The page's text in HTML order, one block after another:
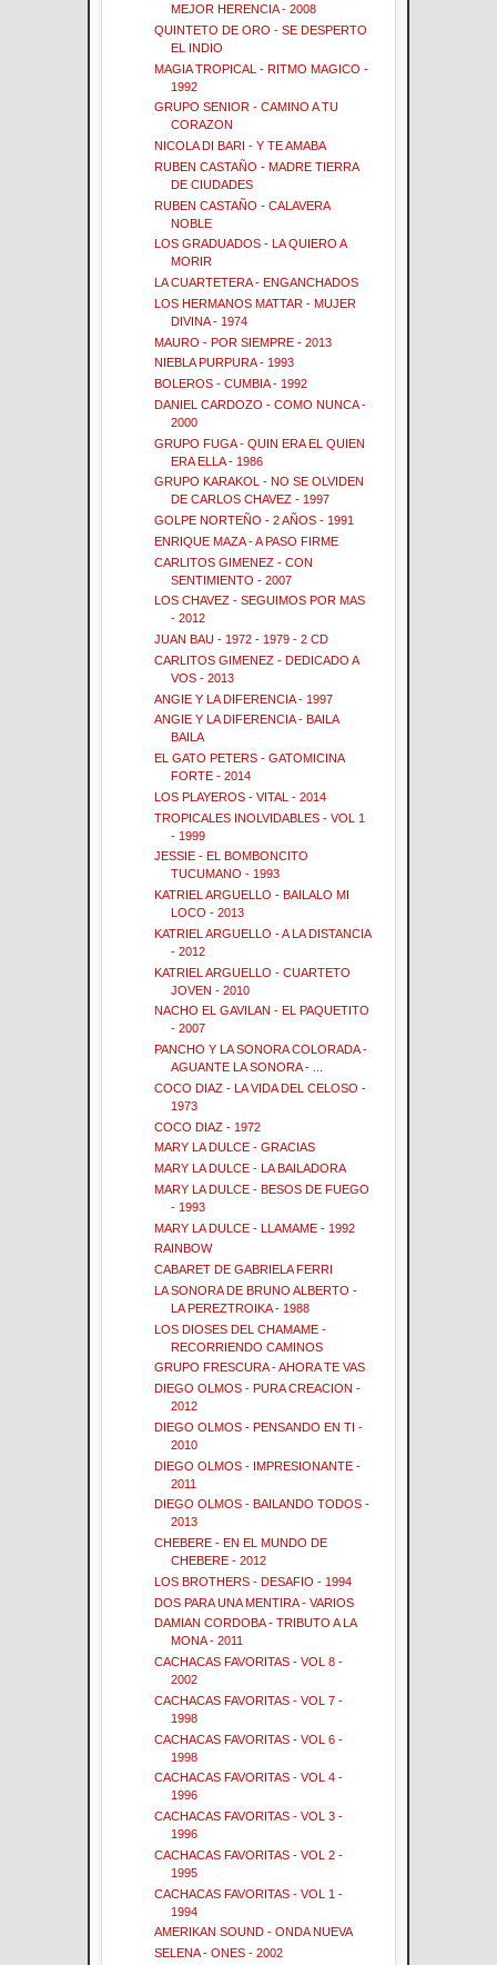
MEJOR HERENCIA - 2008
QUINTETO DE ORO - SE DESPERTO
EL INDIO
MAGIA TROPICAL - RITMO MAGICO -
1992
GRUPO SENIOR - CAMINO A TU
CORAZON
NICOLA DI BARI - Y TE AMABA
RUBEN CASTAÑO - MADRE TIERRA
DE CIUDADES
RUBEN CASTAÑO - CALAVERA
NOBLE
LOS GRADUADOS - LA QUIERO A
MORIR
LA CUARTETERA - ENGANCHADOS
LOS HERMANOS MATTAR - MUJER
DIVINA - 1974
MAURO - POR SIEMPRE - 2013
NIEBLA PURPURA - 1993
BOLEROS - CUMBIA - 1992
DANIEL CARDOZO - COMO NUNCA -
2000
GRUPO FUGA - QUIN ERA EL QUIEN
ERA ELLA - 1986
GRUPO KARAKOL - NO SE OLVIDEN
DE CARLOS CHAVEZ - 1997
GOLPE NORTEÑO - 2 AÑOS - 1991
ENRIQUE MAZA - A PASO FIRME
CARLITOS GIMENEZ - CON
SENTIMIENTO - 2007
LOS CHAVEZ - SEGUIMOS POR MAS
- 2012
JUAN BAU - 1972 - 1979 - 2 CD
CARLITOS GIMENEZ - DEDICADO A
VOS - 2013
ANGIE Y LA DIFERENCIA - 1997
ANGIE Y LA DIFERENCIA - BAILA
BAILA
EL GATO PETERS - GATOMICINA
FORTE - 2014
LOS PLAYEROS - VITAL - 2014
TROPICALES INOLVIDABLES - VOL 1
- 1999
JESSIE - EL BOMBONCITO
TUCUMANO - 1993
KATRIEL ARGUELLO - BAILALO MI
LOCO - 2013
KATRIEL ARGUELLO - A LA DISTANCIA
- 2012
KATRIEL ARGUELLO - CUARTETO
JOVEN - 2010
NACHO EL GAVILAN - EL PAQUETITO
- 2007
PANCHO Y LA SONORA COLORADA -
AGUANTE LA SONORA - ...
COCO DIAZ - LA VIDA DEL CELOSO -
1973
COCO DIAZ - 1972
MARY LA DULCE - GRACIAS
MARY LA DULCE - LA BAILADORA
MARY LA DULCE - BESOS DE FUEGO
- 1993
MARY LA DULCE - LLAMAME - 1992
RAINBOW
CABARET DE GABRIELA FERRI
LA SONORA DE BRUNO ALBERTO -
LA PEREZTROIKA - 1988
LOS DIOSES DEL CHAMAME -
RECORRIENDO CAMINOS
GRUPO FRESCURA - AHORA TE VAS
DIEGO OLMOS - PURA CREACION -
2012
DIEGO OLMOS - PENSANDO EN TI -
2010
DIEGO OLMOS - IMPRESIONANTE -
2011
DIEGO OLMOS - BAILANDO TODOS -
2013
CHEBERE - EN EL MUNDO DE
CHEBERE - 2012
LOS BROTHERS - DESAFIO - 1994
DOS PARA UNA MENTIRA - VARIOS
DAMIAN CORDOBA - TRIBUTO A LA
MONA - 2011
CACHACAS FAVORITAS - VOL 8 -
2002
CACHACAS FAVORITAS - VOL 7 -
1998
CACHACAS FAVORITAS - VOL 6 -
1998
CACHACAS FAVORITAS - VOL 4 -
1996
CACHACAS FAVORITAS - VOL 3 -
1996
CACHACAS FAVORITAS - VOL 2 -
1995
CACHACAS FAVORITAS - VOL 1 -
1994
AMERIKAN SOUND - ONDA NUEVA
SELENA - ONES - 2002